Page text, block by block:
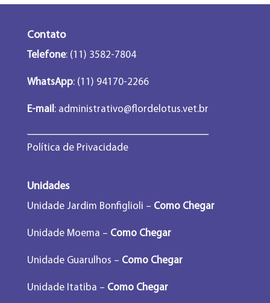
Contato
Telefone: (11) 3582-7804
WhatsApp: (11) 94170-2266
E-mail :administrativo@flordelotus.vet.br
Política de Privacidade
Unidades
Unidade Jardim Bonfiglioli – Como Chegar
Unidade Moema – Como Chegar
Unidade Guarulhos – Como Chegar
Unidade Itatiba – Como Chegar